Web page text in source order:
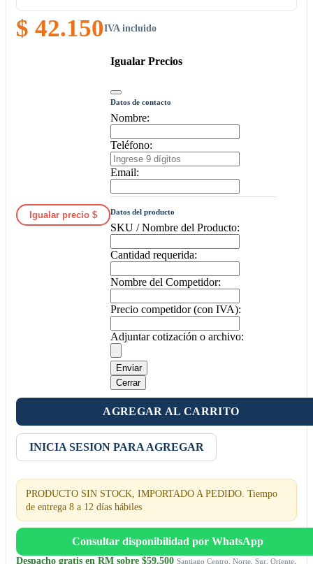
$ 42.150IVA incluido
Igualar precio $
Igualar Precios
Datos de contacto
Nombre:
Teléfono:
Email:
Datos del producto
SKU / Nombre del Producto:
Cantidad requerida:
Nombre del Competidor:
Precio competidor (con IVA):
Adjuntar cotización o archivo:
Enviar
Cerrar
AGREGAR AL CARRITO
INICIA SESION PARA AGREGAR
PRODUCTO SIN STOCK, IMPORTADO A PEDIDO. Tiempo
de entrega 8 a 12 días hábiles
Consultar disponibilidad por WhatsApp
Despacho gratis en RM sobre $59.500 Santiago Centro, Norte, Sur, Oriente,